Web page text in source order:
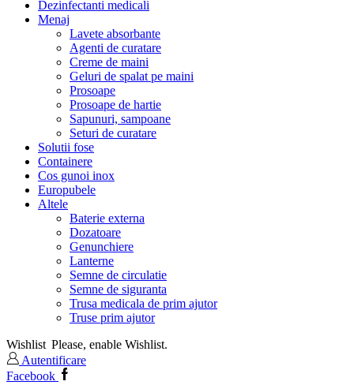
Dezinfectanti medicali
Menaj
Lavete absorbante
Agenti de curatare
Creme de maini
Geluri de spalat pe maini
Prosoape
Prosoape de hartie
Sapunuri, sampoane
Seturi de curatare
Solutii fose
Containere
Cos gunoi inox
Europubele
Altele
Baterie externa
Dozatoare
Genunchiere
Lanterne
Semne de circulatie
Semne de siguranta
Trusa medicala de prim ajutor
Truse prim ajutor
Wishlist Please, enable Wishlist.
Autentificare
Facebook